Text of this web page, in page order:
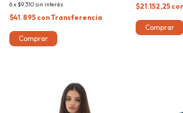
6x $9.310 sin interés
$41.895 conTransferencia
Comprar
$21.152,25
Comprar